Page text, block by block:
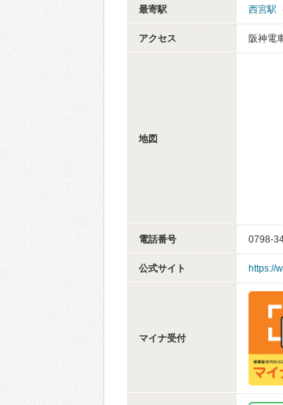
最寄駅 西宮駅
アクセス 阪神電
地図
電話番号 0798-
公式サイト https://
マイナ受付